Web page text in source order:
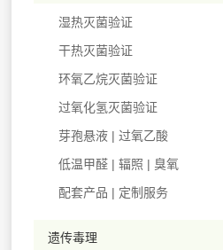
湿热灭菌验证
干热灭菌验证
环氧乙烷灭菌验证
过氧化氢灭菌验证
芽孢悬液 | 过氧乙酸
低温甲醛 | 辐照 | 臭氧
配套产品 | 定制服务
遗传毒理